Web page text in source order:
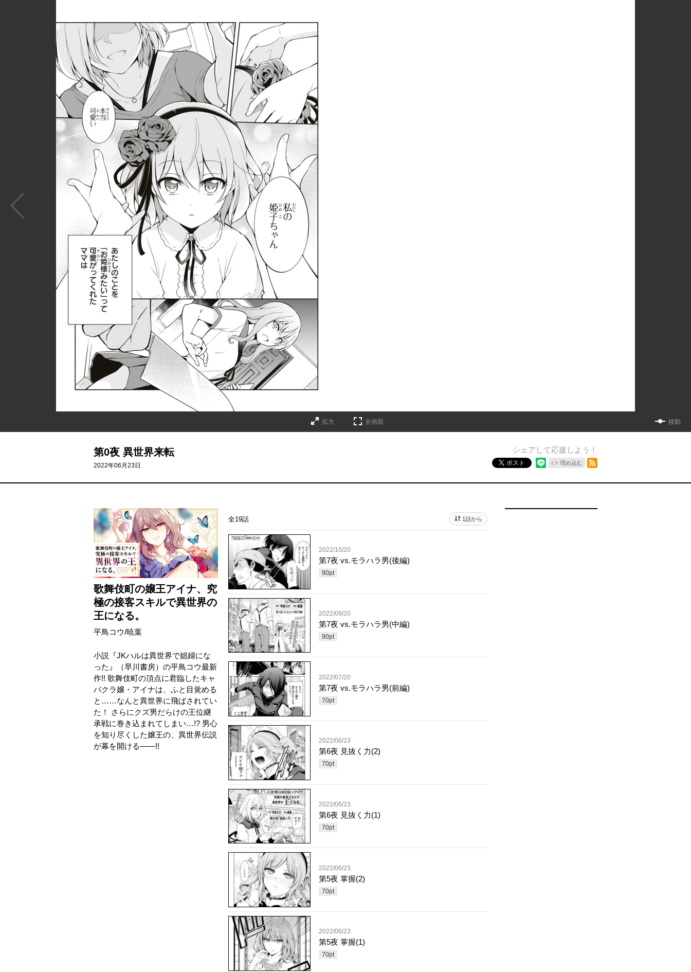
拡大 全画面 移動
第0夜 異世界来転
2022年06月23日
シェアして応援しよう！
ポスト 埋め込む
歌舞伎町の嬢王アイナ、究
極の接客スキルで異世界の
王になる。
平鳥コウ/暁葉
小説『JKハルは異世界で娼婦にな
った』（早川書房）の平鳥コウ最新
作!! 歌舞伎町の頂点に君臨したキャ
バクラ嬢・アイナは、ふと目覚める
と……なんと異世界に飛ばされてい
た！ さらにクズ男だらけの王位継
承戦に巻き込まれてしまい…!? 男心
を知り尽くした嬢王の、異世界伝説
が幕を開ける――!!
全19話 1話から
2022/10/20
第7夜 vs.モラハラ男(後編)
90pt
2022/09/20
第7夜 vs.モラハラ男(中編)
90pt
2022/07/20
第7夜 vs.モラハラ男(前編)
70pt
2022/06/23
第6夜 見抜く力(2)
70pt
2022/06/23
第6夜 見抜く力(1)
70pt
2022/06/23
第5夜 掌握(2)
70pt
2022/06/23
第5夜 掌握(1)
70pt